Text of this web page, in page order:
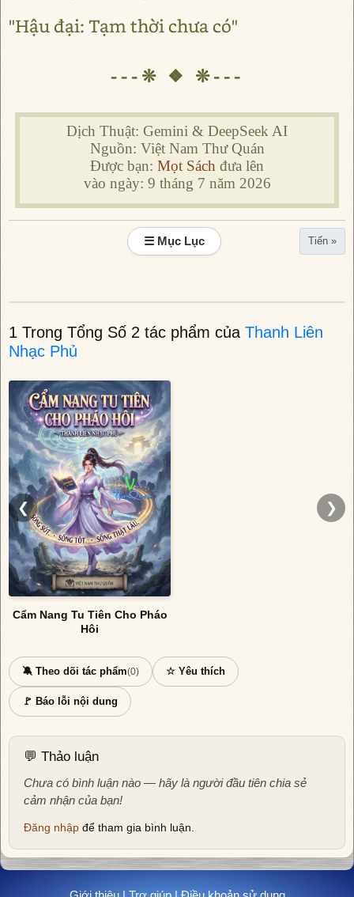
"Hậu đại: Tạm thời chưa có"
---❊ ❖ ❊---
Dịch Thuật: Gemini & DeepSeek AI
Nguồn: Việt Nam Thư Quán
Được bạn: Mọt Sách đưa lên
vào ngày: 9 tháng 7 năm 2026
☰ Mục Lục Tiến »
1 Trong Tổng Số 2 tác phẩm của Thanh Liên
Nhạc Phủ
❮
Cẩm Nang Tu Tiên Cho Pháo
Hôi
❯
🔕 Theo dõi tác phẩm(0) ☆ Yêu thích
🚩 Báo lỗi nội dung
💬 Thảo luận
Chưa có bình luận nào — hãy là người đầu tiên chia sẻ
cảm nhận của bạn!
Đăng nhập để tham gia bình luận.